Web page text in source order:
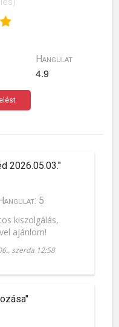
Hangulat
4.9
2026.05.03."
5
kiszolgálás,
ajánlom!
szerda 12:58